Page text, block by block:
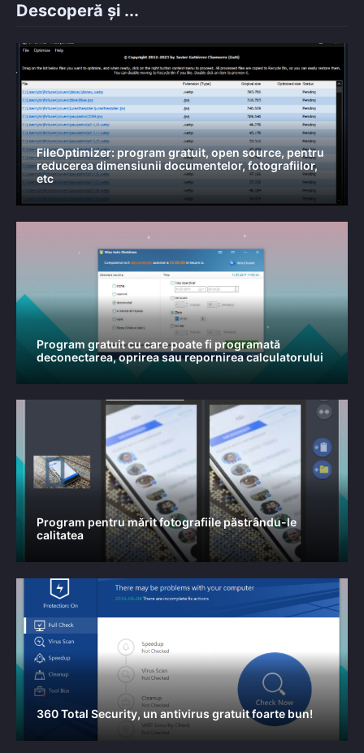
Descoperă și ...
FileOptimizer: program gratuit, open source, pentru
reducerea dimensiunii documentelor, fotografiilor,
etc
Program gratuit cu care poate fi programată
deconectarea, oprirea sau repornirea calculatorului
Program pentru mărit fotografiile păstrându-le
calitatea
360 Total Security, un antivirus gratuit foarte bun!